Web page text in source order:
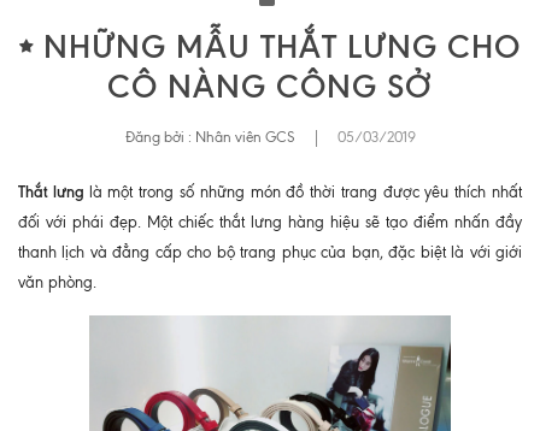
NHỮNG MẪU THẮT LƯNG CHO
CÔ NÀNG CÔNG SỞ
Đăng bởi : Nhân viên GCS 05/03/2019
Thắt lưng là một trong số những món đồ thời trang được yêu thích nhất
đối với phái đẹp. Một chiếc thắt lưng hàng hiệu sẽ tạo điểm nhấn đầy
thanh lịch và đẳng cấp cho bộ trang phục của bạn, đặc biệt là với giới
văn phòng.